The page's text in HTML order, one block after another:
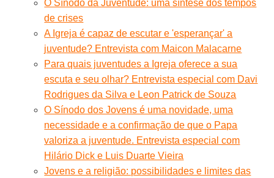
O Sínodo da Juventude: uma síntese dos tempos
de crises
A Igreja é capaz de escutar e 'esperançar' a
juventude? Entrevista com Maicon Malacarne
Para quais juventudes a Igreja oferece a sua
escuta e seu olhar? Entrevista especial com Davi
Rodrigues da Silva e Leon Patrick de Souza
O Sínodo dos Jovens é uma novidade, uma
necessidade e a confirmação de que o Papa
valoriza a juventude. Entrevista especial com
Hilário Dick e Luis Duarte Vieira
Jovens e a religião: possibilidades e limites das